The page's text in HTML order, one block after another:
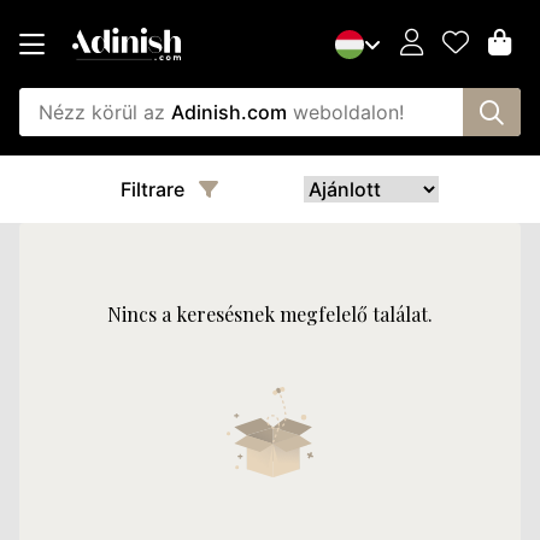
Nézz körül az Adinish.com weboldalon!
Filtrare
Nincs a keresésnek megfelelő találat.